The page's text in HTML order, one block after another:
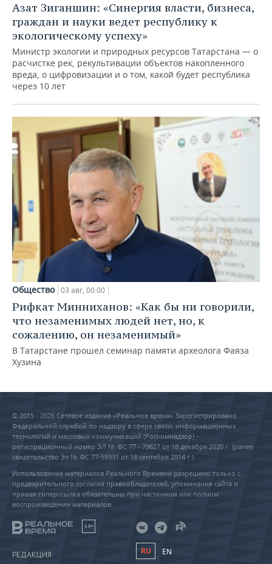
Азат Зиганшин: «Синергия власти, бизнеса,
граждан и науки ведет республику к
экологическому успеху»
Министр экологии и природных ресурсов Татарстана — о
расчистке рек, рекультивации объектов накопленного
вреда, о цифровизации и о том, какой будет республика
через 10 лет
Общество 03 авг, 00:00
Рифкат Минниханов: «Как бы ни говорили,
что незаменимых людей нет, но, к
сожалению, он незаменимый»
В Татарстане прошел семинар памяти археолога Фаяза
Хузина
© 2015 - 2026 Сетевое издание «Реальное время» Зарегистрировано
Федеральной службой по надзору в сфере связи, информационных
технологий и массовых коммуникаций (Роскомнадзор) –
регистрационный номер ЭЛ № ФС 77 - 79627 от 18 декабря 2020 г. (ранее
свидетельство Эл № ФС 77-59331 от 18 сентября 2014 г.)
Использование материалов Реального Времени разрешено только с
предварительного согласия правообладателей, упоминание сайта и
прямая гиперссылка обязательны при частичном или полном
воспроизведении материалов.
18+
РЕДАКЦИЯ RU EN